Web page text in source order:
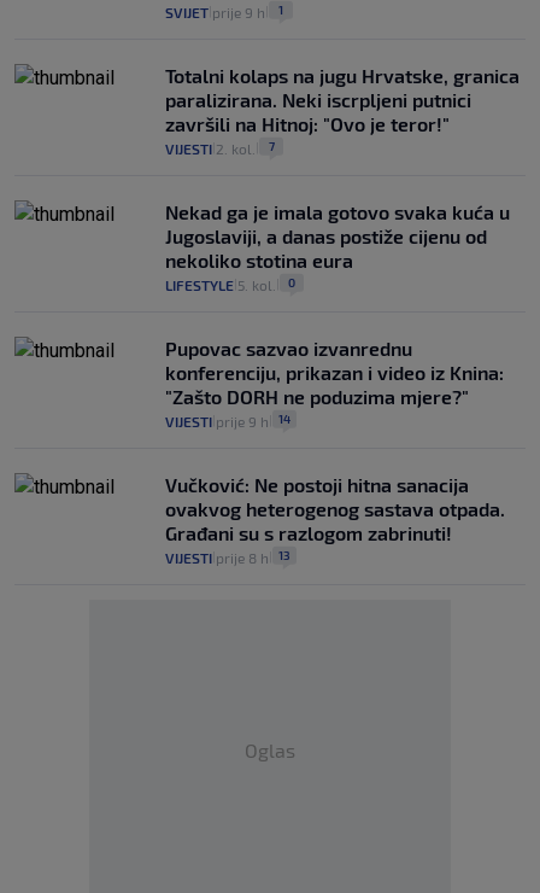
SVIJET prije 9 h 1
Totalni kolaps na jugu Hrvatske, granica
paralizirana. Neki iscrpljeni putnici
završili na Hitnoj: "Ovo je teror!"
VIJESTI 2. kol. 7
Nekad ga je imala gotovo svaka kuća u
Jugoslaviji, a danas postiže cijenu od
nekoliko stotina eura
LIFESTYLE 5. kol. 0
Pupovac sazvao izvanrednu
konferenciju, prikazan i video iz Knina:
"Zašto DORH ne poduzima mjere?"
VIJESTI prije 9 h 14
Vučković: Ne postoji hitna sanacija
ovakvog heterogenog sastava otpada.
Građani su s razlogom zabrinuti!
VIJESTI prije 8 h 13
Oglas